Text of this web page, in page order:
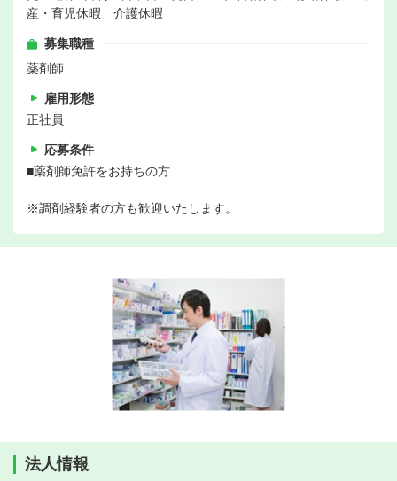
産・育児休暇 介護休暇
募集職種
薬剤師
雇用形態
正社員
応募条件
■薬剤師免許をお持ちの方
※調剤経験者の方も歓迎いたします。
法人情報